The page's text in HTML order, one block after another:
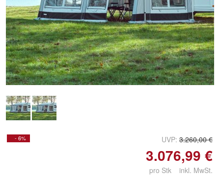
Doppelt antippen zum
vergrößern
- 6% UVP: 3.260,00 €
3.076,99 €
pro Stk inkl. MwSt.